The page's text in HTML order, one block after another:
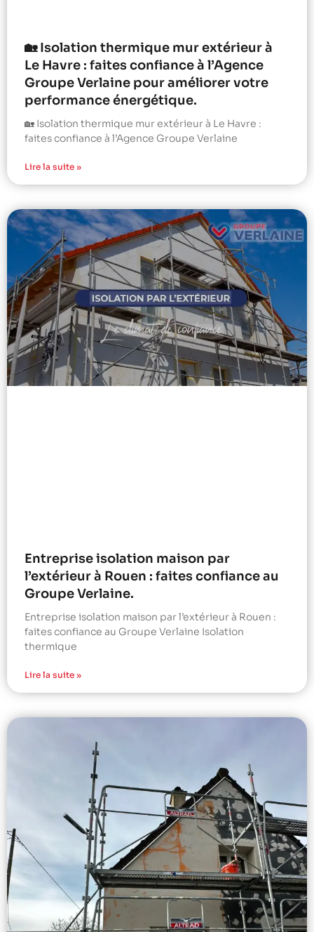
🏡 Isolation thermique mur extérieur à
Le Havre : faites confiance à l’Agence
Groupe Verlaine pour améliorer votre
performance énergétique.
🏡 Isolation thermique mur extérieur à Le Havre :
faites confiance à l’Agence Groupe Verlaine
Lire la suite »
Entreprise isolation maison par
l’extérieur à Rouen : faites confiance au
Groupe Verlaine.
Entreprise isolation maison par l’extérieur à Rouen :
faites confiance au Groupe Verlaine Isolation
thermique
Lire la suite »